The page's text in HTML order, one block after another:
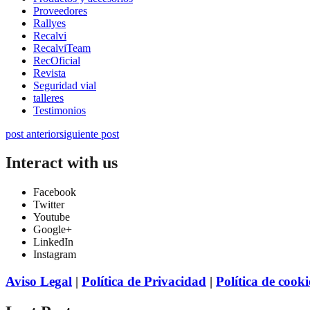
Proveedores
Rallyes
Recalvi
RecalviTeam
RecOficial
Revista
Seguridad vial
talleres
Testimonios
post anteriorsiguiente post
Interact with us
Facebook
Twitter
Youtube
Google+
LinkedIn
Instagram
Aviso Legal | Política de Privacidad | Política de